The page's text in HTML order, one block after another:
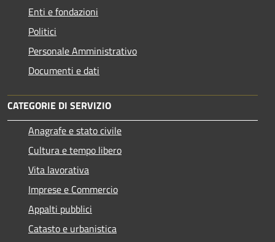
Enti e fondazioni
Politici
Personale Amministrativo
Documenti e dati
CATEGORIE DI SERVIZIO
Anagrafe e stato civile
Cultura e tempo libero
Vita lavorativa
Imprese e Commercio
Appalti pubblici
Catasto e urbanistica